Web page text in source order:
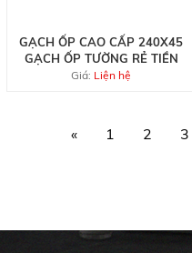
GẠCH ỐP CAO CẤP 240X45
GẠCH ỐP TƯỜNG RẺ TIỀN
Giá: Liện hệ
« 1 2 3